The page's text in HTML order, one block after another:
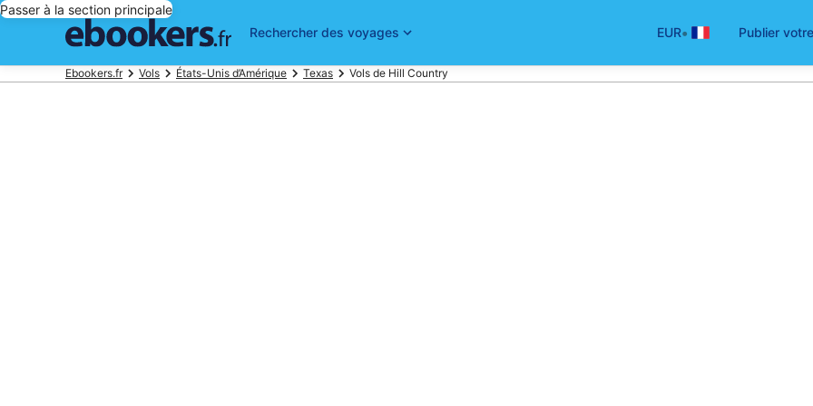
Passer à la section principale
Rechercher des voyages
EUR• Publier
Ebookers.fr Vols États-Unis d’Amérique Texas Vols de Hill Country